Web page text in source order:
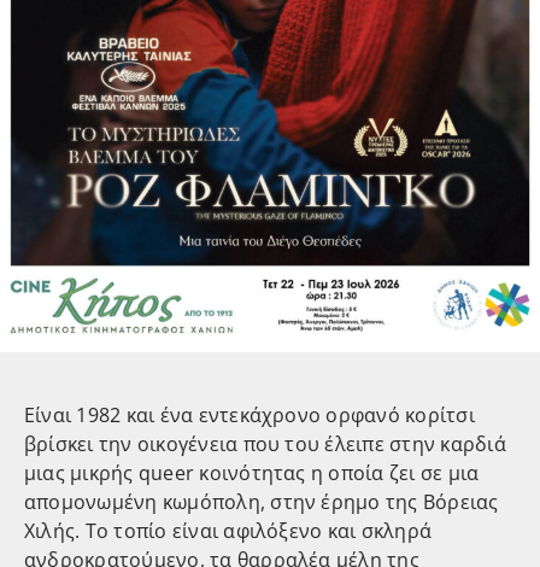
Είναι 1982 και ένα εντεκάχρονο ορφανό κορίτσι
βρίσκει την οικογένεια που του έλειπε στην καρδιά
μιας μικρής queer κοινότητας η οποία ζει σε μια
απομονωμένη κωμόπολη, στην έρημο της Βόρειας
Χιλής. Το τοπίο είναι αφιλόξενο και σκληρά
ανδροκρατούμενο, τα θαρραλέα μέλη της